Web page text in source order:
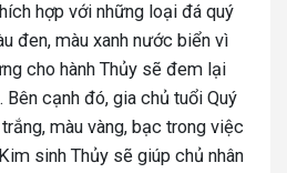
hợp với những loại đá quý
đen, màu xanh nước biển vì
cho hành Thủy sẽ đem lại
cạnh đó, gia chủ tuổi Quý
màu vàng, bạc trong việc
sinh Thủy sẽ giúp chủ nhân